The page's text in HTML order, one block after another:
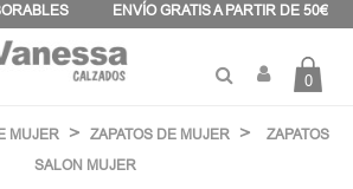
ENVÍO GRATIS A PARTIR DE 50€
0
MUJER ZAPATOS DE MUJER
ZAPATOS
SALON MUJER